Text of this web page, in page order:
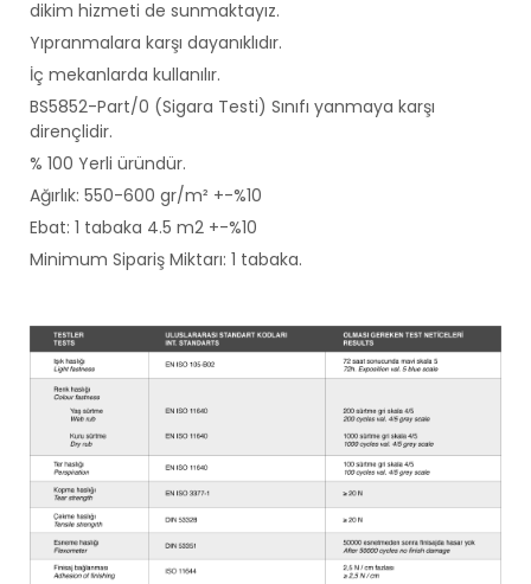
dikim hizmeti de sunmaktayız.
Yıpranmalara karşı dayanıklıdır.
İç mekanlarda kullanılır.
BS5852-Part/0 (Sigara Testi) Sınıfı yanmaya karşı
dirençlidir.
% 100 Yerli üründür.
Ağırlık: 550-600 gr/m² +-%10
Ebat: 1 tabaka 4.5 m2 +-%10
Minimum Sipariş Miktarı: 1 tabaka.